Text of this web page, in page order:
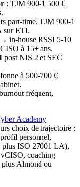
: TJM 900-1 500 €
part-time, TJM 900-1
sur ETI.
in-house RSSI 5-10
à 15+ ans.
post NIS 2 et SEC
à 500-700 €
fréquent,
Academy
choix de trajectoire :
personnel,
plus ISO 27001 LA),
vCISO, coaching
plus Almond ou